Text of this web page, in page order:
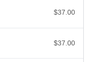
$37.00
$37.00